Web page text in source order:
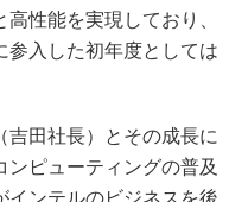
性能を実現しており、
参入した初年度としては
田社長）とその成長に
ピューティングの普及
インテルのビジネスを後